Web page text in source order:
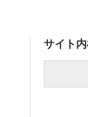
サイト